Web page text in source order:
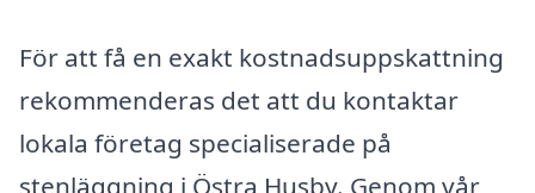
För att få en exakt kostnadsuppskattning
rekommenderas det att du kontaktar
lokala företag specialiserade på
stenläggning i Östra Husby. Genom vår